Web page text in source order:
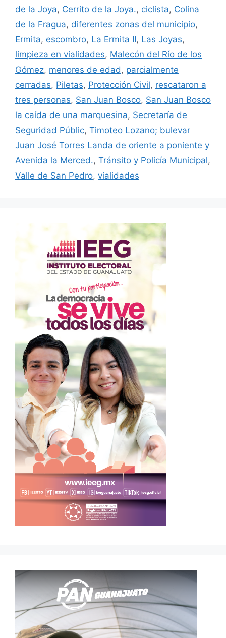
de la Joya, Cerrito de la Joya., ciclista, Colina
de la Fragua, diferentes zonas del municipio,
Ermita, escombro, La Ermita II, Las Joyas,
limpieza en vialidades, Malecón del Río de los
Gómez, menores de edad, parcialmente
cerradas, Piletas, Protección Civil, rescataron a
tres personas, San Juan Bosco, San Juan Bosco
la caída de una marquesina, Secretaría de
Seguridad Públic, Timoteo Lozano; bulevar
Juan José Torres Landa de oriente a poniente y
Avenida la Merced., Tránsito y Policía Municipal,
Valle de San Pedro, vialidades